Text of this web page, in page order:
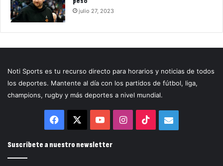
julio 27, 2023
Noti Sports es tu recurso directo para horarios y noticias de todos
los deportes. Mantente al día con los partidos de fútbol, liga,
champions, rugby y más deportes a nivel mundial.
Facebook YouTubeInstagram
TikTok
Suscríbete a nuestro newsletter